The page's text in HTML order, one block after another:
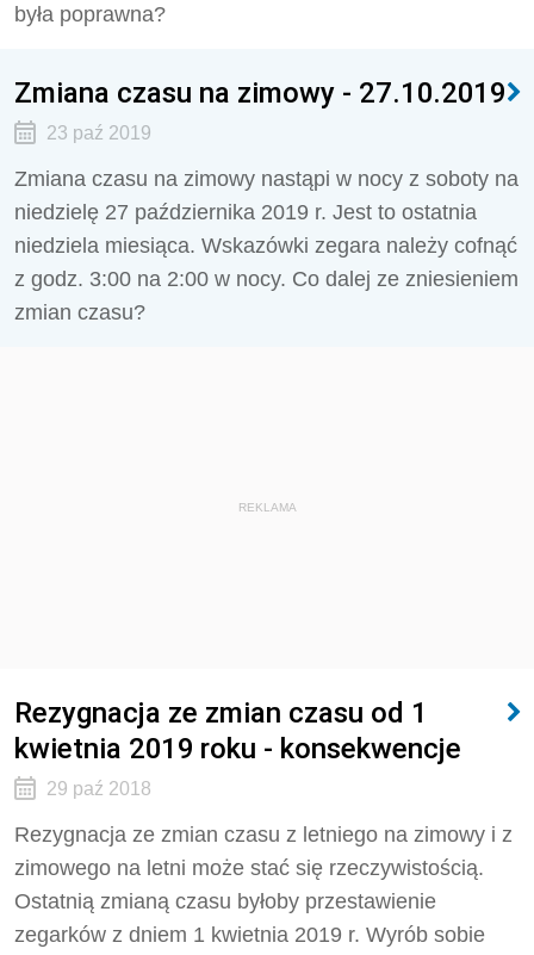
była poprawna?
Zmiana czasu na zimowy - 27.10.2019
23 paź 2019
Zmiana czasu na zimowy nastąpi w nocy z soboty na
niedzielę 27 października 2019 r. Jest to ostatnia
niedziela miesiąca. Wskazówki zegara należy cofnąć
z godz. 3:00 na 2:00 w nocy. Co dalej ze zniesieniem
zmian czasu?
REKLAMA
Rezygnacja ze zmian czasu od 1
kwietnia 2019 roku - konsekwencje
29 paź 2018
Rezygnacja ze zmian czasu z letniego na zimowy i z
zimowego na letni może stać się rzeczywistością.
Ostatnią zmianą czasu byłoby przestawienie
zegarków z dniem 1 kwietnia 2019 r. Wyrób sobie